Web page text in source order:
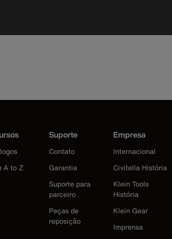
A to Z
Suporte
Contato
Garantia
Suporte para
parceiro
Peças de
reposição
Empresa
Internacional
Civitella História
Klein Tools
História
Klein Gear
Imprensa